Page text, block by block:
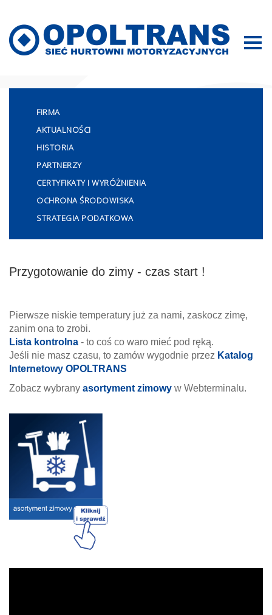
FIRMA
AKTUALNOŚCI
HISTORIA
PARTNERZY
CERTYFIKATY I WYRÓŻNIENIA
OCHRONA ŚRODOWISKA
STRATEGIA PODATKOWA
Przygotowanie do zimy - czas start !
Pierwsze niskie temperatury już za nami, zaskocz zimę,
zanim ona to zrobi.
Lista kontrolna - to coś co waro mieć pod ręką.
Jeśli nie masz czasu, to zamów wygodnie przez Katalog
Internetowy OPOLTRANS
Zobacz wybrany asortyment zimowy w Webterminalu.